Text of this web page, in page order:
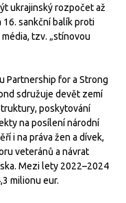
ukrajinský rozpočet až
16. sankční balík proti
tzv. „stínovou
Partnership for a Strong
sdružuje devět zemí
poskytování
na posílení národní
i na práva žen a dívek,
veteránů a návrat
Mezi lety 2022–2024
milionu eur.